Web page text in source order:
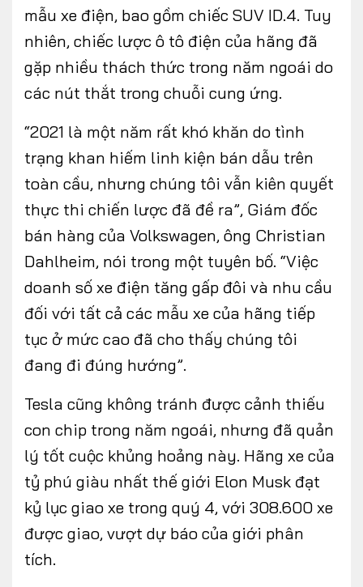
mẫu xe điện, bao gồm chiếc SUV ID.4. Tuy
nhiên, chiếc lược ô tô điện của hãng đã
gặp nhiều thách thức trong năm ngoái do
các nút thắt trong chuỗi cung ứng.
“2021 là một năm rất khó khăn do tình
trạng khan hiếm linh kiện bán dẫu trên
toàn cầu, nhưng chúng tôi vẫn kiên quyết
thực thi chiến lược đã đề ra”, Giám đốc
bán hàng của Volkswagen, ông Christian
Dahlheim, nói trong một tuyên bố. “Việc
doanh số xe điện tăng gấp đôi và nhu cầu
đối với tất cả các mẫu xe của hãng tiếp
tục ở mức cao đã cho thấy chúng tôi
đang đi đúng hướng”.
Tesla cũng không tránh được cảnh thiếu
con chip trong năm ngoái, nhưng đã quản
lý tốt cuộc khủng hoảng này. Hãng xe của
tỷ phú giàu nhất thế giới Elon Musk đạt
kỷ lục giao xe trong quý 4, với 308.600 xe
được giao, vượt dự báo của giới phân
tích.